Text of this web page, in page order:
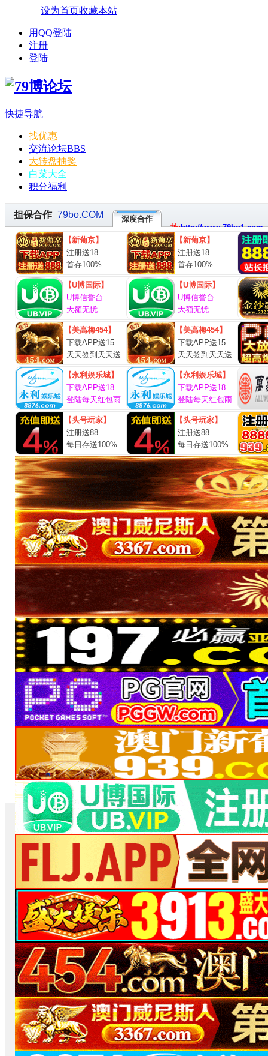
设为首页收藏本站
用QQ登陆
注册
登陆
快捷导航
找优惠
交流论坛BBS
大转盘抽奖
白菜大全
积分福利